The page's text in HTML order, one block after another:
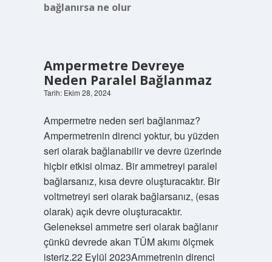
bağlanırsa ne olur
Ampermetre Devreye
Neden Paralel Bağlanmaz
Tarih: Ekim 28, 2024
Ampermetre neden seri bağlanmaz?
Ampermetrenin direnci yoktur, bu yüzden
seri olarak bağlanabilir ve devre üzerinde
hiçbir etkisi olmaz. Bir ammetreyi paralel
bağlarsanız, kısa devre oluşturacaktır. Bir
voltmetreyi seri olarak bağlarsanız, (esas
olarak) açık devre oluşturacaktır.
Geleneksel ammetre seri olarak bağlanır
çünkü devrede akan TÜM akımı ölçmek
isteriz.22 Eylül 2023Ammetrenin direnci